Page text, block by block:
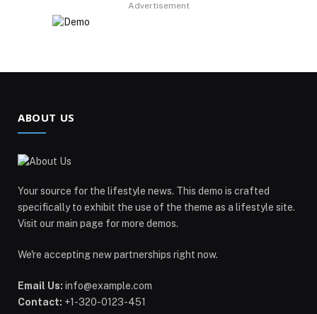
Advertisement
ABOUT US
Your source for the lifestyle news. This demo is crafted
specifically to exhibit the use of the theme as a lifestyle site.
Visit our main page for more demos.
We're accepting new partnerships right now.
Email Us: info@example.com
Contact: +1-320-0123-451